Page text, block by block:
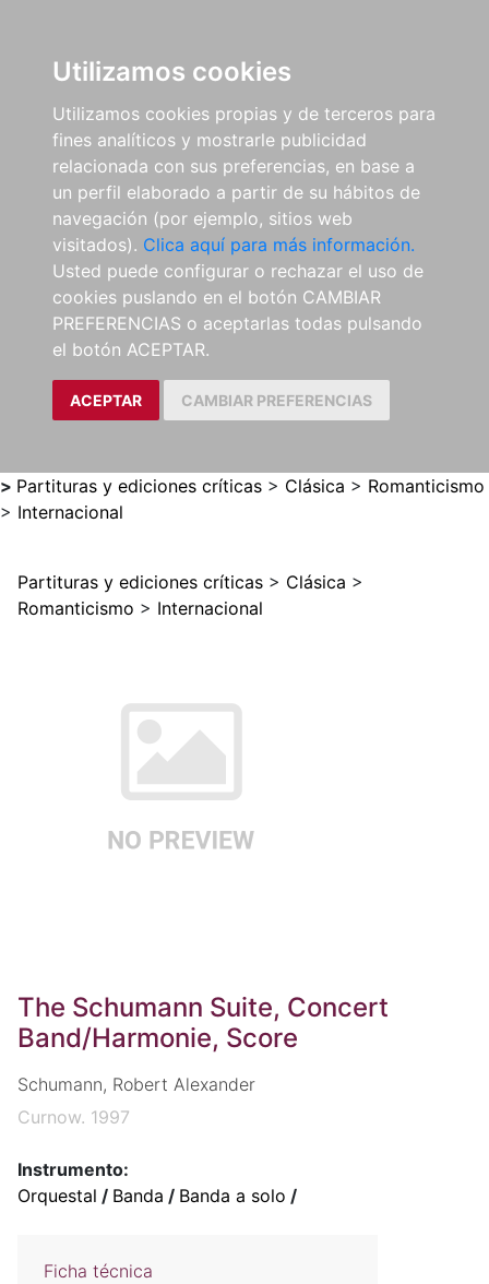
Utilizamos cookies
Utilizamos cookies propias y de terceros para
fines analíticos y mostrarle publicidad
relacionada con sus preferencias, en base a
un perfil elaborado a partir de su hábitos de
navegación (por ejemplo, sitios web
visitados). Clica aquí para más información.
Usted puede configurar o rechazar el uso de
cookies puslando en el botón CAMBIAR
PREFERENCIAS o aceptarlas todas pulsando
el botón ACEPTAR.
ACEPTAR CAMBIAR PREFERENCIAS
> Partituras y ediciones críticas > Clásica > Romanticismo
> Internacional
Partituras y ediciones críticas > Clásica >
Romanticismo > Internacional
The Schumann Suite, Concert
Band/Harmonie, Score
Schumann, Robert Alexander
Curnow. 1997
Instrumento:
Orquestal / Banda / Banda a solo /
Ficha técnica